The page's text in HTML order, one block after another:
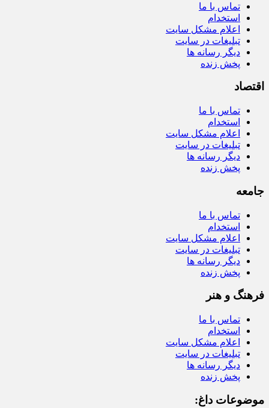
تماس با ما
استخدام
اعلام مشکل سایت
تبلیغات در سایت
دیگر رسانه ها
پخش زنده
اقتصاد
تماس با ما
استخدام
اعلام مشکل سایت
تبلیغات در سایت
دیگر رسانه ها
پخش زنده
جامعه
تماس با ما
استخدام
اعلام مشکل سایت
تبلیغات در سایت
دیگر رسانه ها
پخش زنده
فرهنگ و هنر
تماس با ما
استخدام
اعلام مشکل سایت
تبلیغات در سایت
دیگر رسانه ها
پخش زنده
موضوعات داغ: